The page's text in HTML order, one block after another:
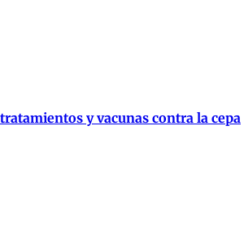
y vacunas contra la cepa